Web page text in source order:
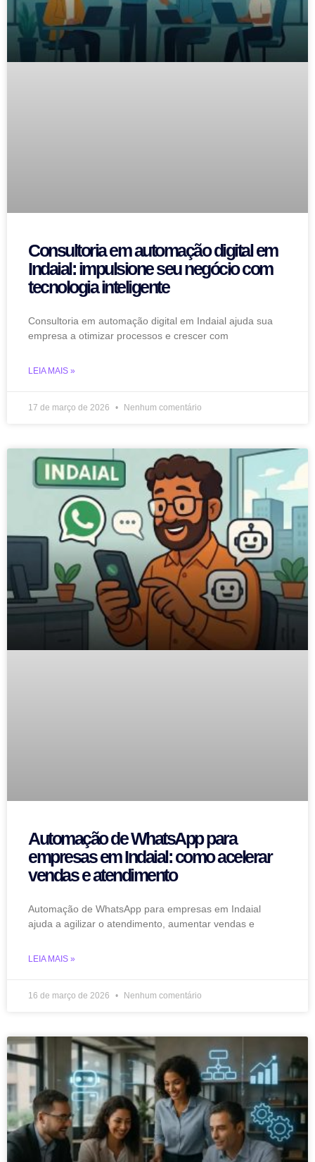
Consultoria em automação digital em
Indaial: impulsione seu negócio com
tecnologia inteligente
Consultoria em automação digital em Indaial ajuda sua
empresa a otimizar processos e crescer com
LEIA MAIS »
17 de março de 2026 Nenhum comentário
Automação de WhatsApp para
empresas em Indaial: como acelerar
vendas e atendimento
Automação de WhatsApp para empresas em Indaial
ajuda a agilizar o atendimento, aumentar vendas e
LEIA MAIS »
16 de março de 2026 Nenhum comentário